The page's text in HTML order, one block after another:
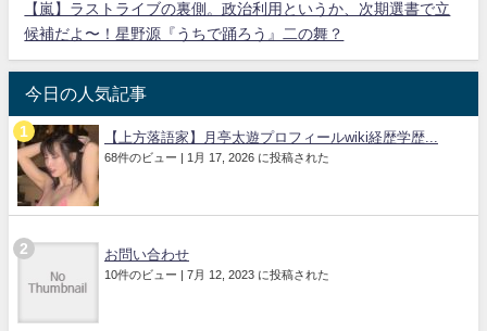
【嵐】ラストライブの裏側。政治利用というか、次期選書で立
候補だよ〜！星野源『うちで踊ろう』二の舞？
今日の人気記事
【上方落語家】月亭太遊プロフィールwiki経歴学歴...
68件のビュー | 1月 17, 2026 に投稿された
お問い合わせ
10件のビュー | 7月 12, 2023 に投稿された